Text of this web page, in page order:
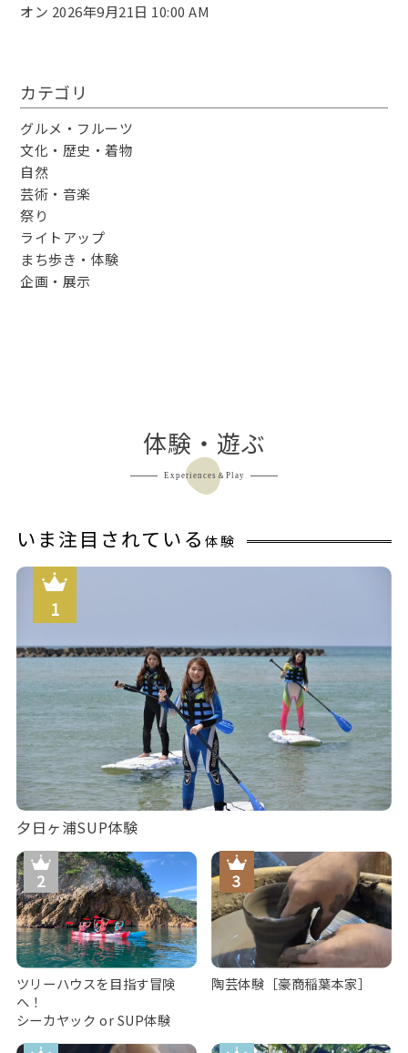
オン 2026年9月21日 10:00 AM
カテゴリ
グルメ・フルーツ
文化・歴史・着物
自然
芸術・音楽
祭り
ライトアップ
まち歩き・体験
企画・展示
体験・遊ぶ
Experiences＆Play
いま注目されている 体験
夕日ヶ浦SUP体験
ツリーハウスを目指す冒険
へ！
シーカヤック or SUP体験
陶芸体験［豪商稲葉本家］